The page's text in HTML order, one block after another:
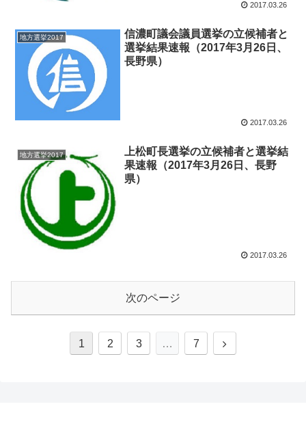
2017.03.26
地方選挙2017
信濃町議会議員選挙の立候補者と
選挙結果速報（2017年3月26日、
長野県）
2017.03.26
地方選挙2017
上松町長選挙の立候補者と選挙結
果速報（2017年3月26日、長野
県）
2017.03.26
次のページ
1 2 3 … 7
次